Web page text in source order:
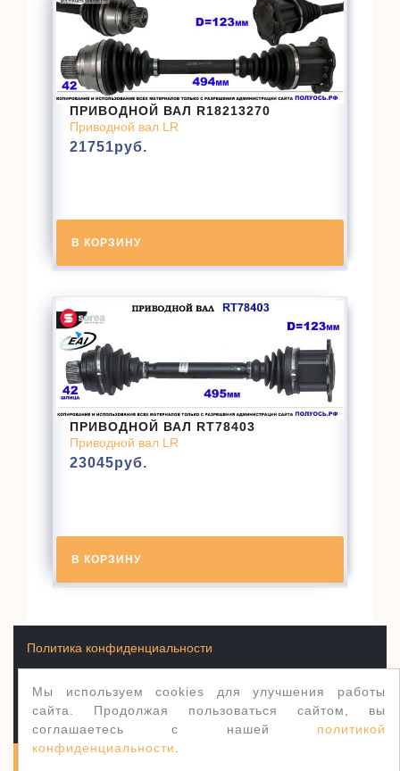
ПРИВОДНОЙ ВАЛ R18213270
Приводной вал LR
21751руб.
В КОРЗИНУ
ПРИВОДНОЙ ВАЛ RT78403
Приводной вал LR
23045руб.
В КОРЗИНУ
Мы используем cookies для улучшения работы
сайта. Продолжая пользоваться сайтом, вы
соглашаетесь с нашей политикой
конфиденциальности
Условия продажи товаров
Политика конфиденциальности